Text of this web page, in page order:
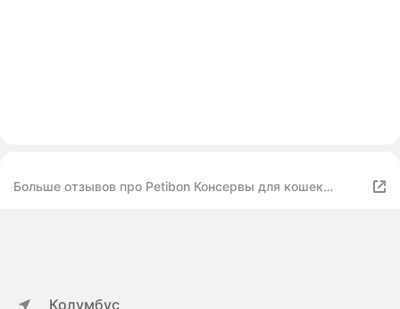
Больше отзывов про Petibon Консервы для кошек
Колумбус